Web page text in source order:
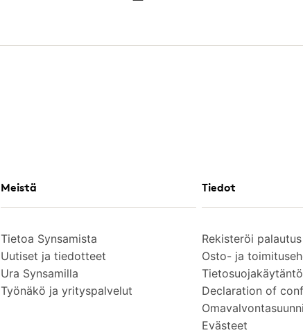
Meistä
Tietoa Synsamista
Uutiset ja tiedotteet
Ura Synsamilla
Työnäkö ja yrityspalvelut
Tiedot
Rekisteröi palautus
Osto- ja
Tietosuojakäytäntö
Declaration of
Evästeet